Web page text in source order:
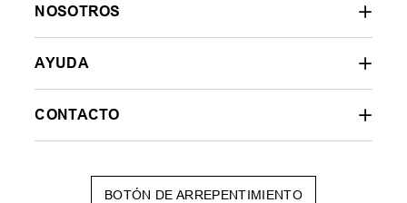
NOSOTROS
AYUDA
CONTACTO
BOTÓN DE ARREPENTIMIENTO